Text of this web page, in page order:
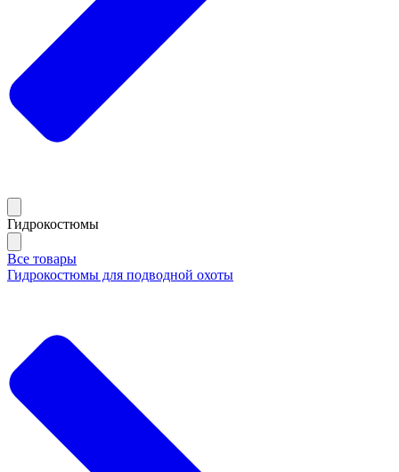
Гидрокостюмы
Все товары
Гидрокостюмы для подводной охоты